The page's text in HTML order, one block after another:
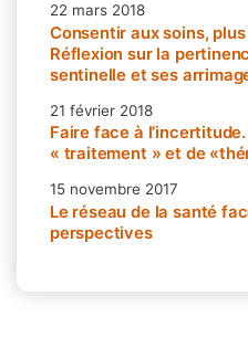
22 mars 2018
Consentir aux soins,
Réflexion sur la
sentinelle et ses
21 février 2018
Faire face à
« traitement » et de
15 novembre 2017
Le réseau de la santé
perspectives